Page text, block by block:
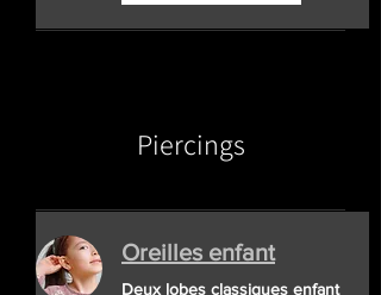
Piercings
Oreilles enfant
Deux lobes classiques enfant